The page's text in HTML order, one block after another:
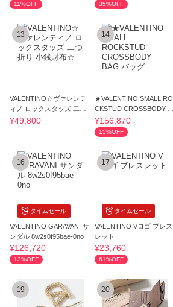
11%OFF 35%OFF
13
VALENTINO☆ヴァレンテ
ィノ ロックスタッズ 二つ
折り 小銭財布☆
¥49,800
14
★VALENTINO SMALL RO
CKSTUD CROSSBODY B
AG バッグ
¥156,870
15%OFF
タイムセール
16
VALENTINO GARAVANI サ
ンダル 8w2s0f95bae-0no
¥126,720
13%OFF
タイムセール
17
VALENTINO Vロゴ ブレス
レット
¥23,760
61%OFF
19 20